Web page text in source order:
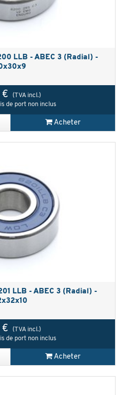
LLB - ABEC 3 (Radial) -
€
(TVA incl.)
de port non inclus
Acheter
LLB - ABEC 3 (Radial) -
€
(TVA incl.)
de port non inclus
Acheter